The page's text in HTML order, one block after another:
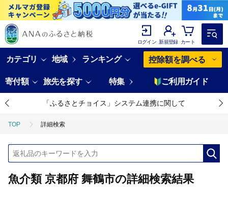
ログイン 新規登録 カート
カテゴリ 地域 ランキング 控除額を調べる
寄付額 旅先を探す 特集 ご利用ガイド
「ふるさとチョイス」システム連携に関して
TOP 詳細検索
魚介類 京都府 舞鶴市の詳細検索結果